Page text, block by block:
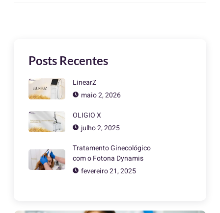
Posts Recentes
LinearZ
maio 2, 2026
OLIGIO X
julho 2, 2025
Tratamento Ginecológico
com o Fotona Dynamis
fevereiro 21, 2025